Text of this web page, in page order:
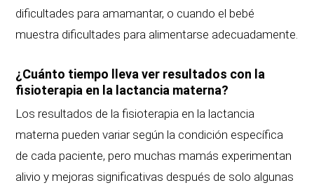
dificultades para amamantar, o cuando el bebé
muestra dificultades para alimentarse adecuadamente.
¿Cuánto tiempo lleva ver resultados con la
fisioterapia en la lactancia materna?
Los resultados de la fisioterapia en la lactancia
materna pueden variar según la condición específica
de cada paciente, pero muchas mamás experimentan
alivio y mejoras significativas después de solo algunas